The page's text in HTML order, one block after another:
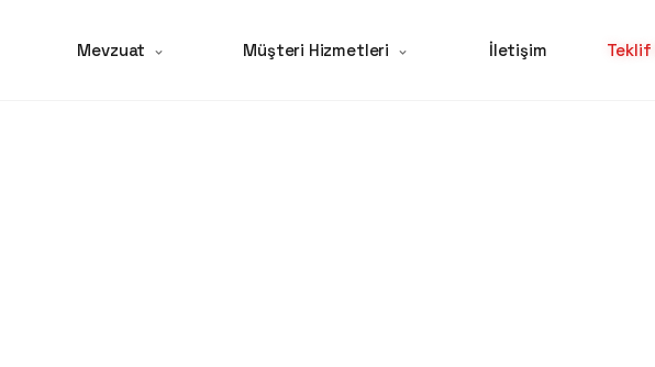
Mevzuat Müşteri Hizmetleri İletişim Teklif